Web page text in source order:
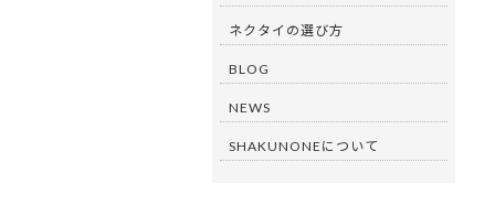
ネクタイの選び方
BLOG
NEWS
SHAKUNONEについて